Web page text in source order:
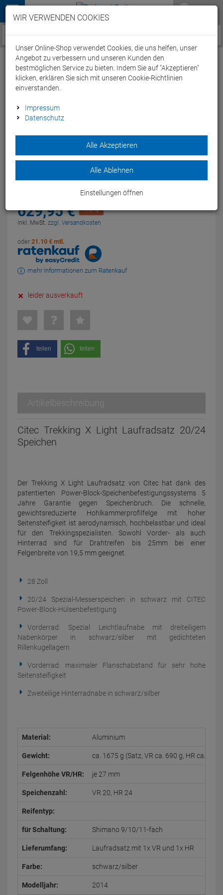
Menü
Service / Hilfe
Citec Trekking X Light Laufradsatz 20/24
Speichen
Der High-End Laufradsatz für's Trekking: Leicht,
aerodynamisch und hoch belastbar!
629,95 €
-10 %
inkl. MwSt. zzgl. Versandkosten
oder 21.10 € mtl.
mehr Informationen zum Ratenkauf
leider ausverkauft
teilen teilen
Artikelbeschreibung
Citec Trekking X Light Laufradsatz 20/24
Speichen
Der Trekking X Light Laufradsatz von Citec hat dank des
patentierten Power-Block-Speichenbefestigungssystems 5
Jahre Garantie gegen Speichenbruch. Die schnelle,
gewichtsreduzierte Hohlkammerprofilfelge mit hoher
Seitensteifigkeit ist aerodynamisch, hochbelastbar und ideal
für den Trekkingspezialisten. Sowohl Vorder- als auch
Hinterrad sind für Drahtreifen bis 25mm bei einer
Felgenbreite von 19,5 mm geeignet.
28 Zoll
20/24 Spezial-Messerspeichen in schwarz mit CITEC
Power-Block-Hülsenbefestigung
Vorderrad: Spezial Leichtlaufnabe mit dreiteiligem
Nabenkörper in schwarz/silber mit gedichteten
Rillenkugellagern
Vorderrad: maximaler Flanschabstand für sehr hohe
Seitensteifigkeit
Zweiteilige Hinterradnabe in schwarz/silber
Material: Aluminium
Gewicht: ca. 1675 g (Satz, VR ca. 690 g, HR ca. 985
Felgenhöhe VR/HR: je 27 mm
Speichenzahl: VR 20, HR 24
Reifentyp:
für Schaltung: Shimano 9/10/11-fach
Lieferumfang: Laufradsatz mit 1x VR und 1x HR
Farbe: schwarz/silber
Modelljahr: 2014
WIR VERWENDEN COOKIES
Unser Online-Shop verwendet Cookies, die uns helfen, unser
Angebot zu verbessern und unseren Kunden den
bestmöglichen Service zu bieten. Indem Sie auf "Akzeptieren"
klicken, erklären Sie sich mit unseren Cookie-Richtlinien
einverstanden.
Impressum
Datenschutz
Alle Akzeptieren
Alle Ablehnen
Einstellungen öffnen